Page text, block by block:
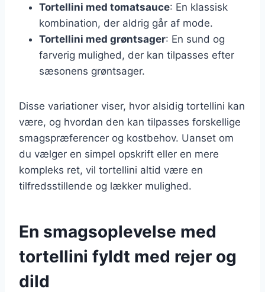
Tortellini med tomatsauce: En klassisk
kombination, der aldrig går af mode.
Tortellini med grøntsager: En sund og
farverig mulighed, der kan tilpasses efter
sæsonens grøntsager.
Disse variationer viser, hvor alsidig tortellini kan
være, og hvordan den kan tilpasses forskellige
smagspræferencer og kostbehov. Uanset om
du vælger en simpel opskrift eller en mere
kompleks ret, vil tortellini altid være en
tilfredsstillende og lækker mulighed.
En smagsoplevelse med
tortellini fyldt med rejer og
dild